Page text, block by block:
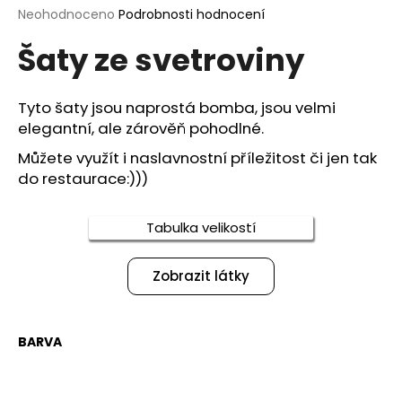
Průměrné
produktu
je
z
5
hvězdiček.
Neohodnoceno Podrobnosti hodnocení
Šaty ze svetroviny
Tyto šaty jsou naprostá bomba, jsou velmi
elegantní, ale zárověň pohodlné.
Můžete využít i naslavnostní příležitost či jen tak
do restaurace:)))
Tabulka velikostí
Zobrazit látky
BARVA
a
j
í
?
o